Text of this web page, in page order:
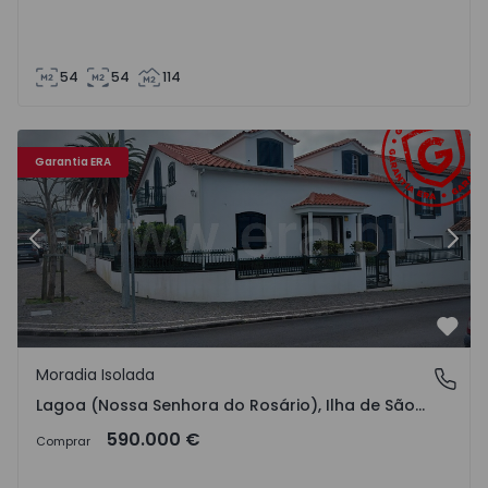
54 54 114
Garantia ERA
Moradia T6 Lagoa (São Miguel), Lagoa - 1549457 - 1
Anterior
Lagoa (Nossa Senhora do Rosário), Ilha de São Miguel
Moradia Isolada
Lagoa (Nossa Senhora do Rosário), Ilha de São Miguel
Comprar 590.000 €